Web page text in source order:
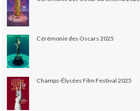
Cérémonie des Oscars 2025
Champs-Élysées Film Festival 2025